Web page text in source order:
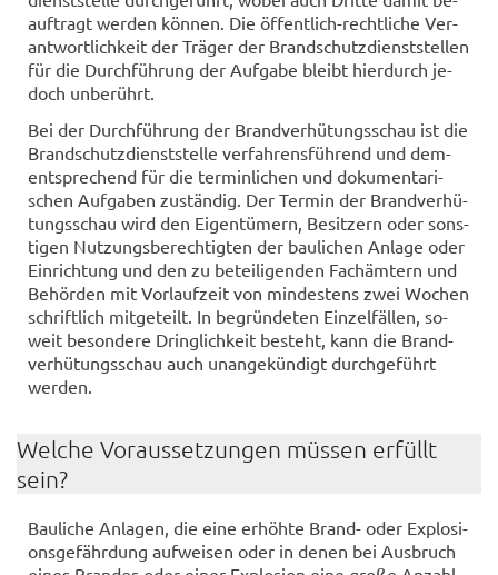
auf­tragt wer­den kön­nen. Die öffentlich-​rechtliche Ver­
ant­wort­lich­keit der Trä­ger der Brand­schutz­dienst­stel­len
für die Durch­füh­rung der Auf­ga­be bleibt hier­durch je­
doch un­be­rührt.
Bei der Durch­füh­rung der Brand­ver­hü­tungs­schau ist die
Brand­schutz­dienst­stel­le ver­fah­rens­füh­rend und dem­
entspre­chend für die ter­min­li­chen und do­ku­men­ta­ri­
schen Auf­ga­ben zu­stän­dig. Der Ter­min der Brand­ver­hü­
tungs­schau wird den Ei­gen­tü­mern, Be­sit­zern oder sons­
ti­gen Nut­zungs­be­rech­tig­ten der bau­li­chen An­la­ge oder
Ein­rich­tung und den zu be­tei­li­gen­den Fach­äm­tern und
Be­hör­den mit Vor­lauf­zeit von min­des­tens zwei Wo­chen
schrift­lich mit­ge­teilt. In be­grün­de­ten Ein­zel­fäl­len, so­
weit be­son­de­re Dring­lich­keit be­steht, kann die Brand­
ver­hü­tungs­schau auch un­an­ge­kün­digt durch­ge­führt
wer­den.
Wel­che Vor­aus­set­zun­gen müs­sen er­füllt
sein?
Bau­li­che An­la­gen, die eine er­höh­te Brand-​ oder Ex­plo­si­
ons­ge­fähr­dung auf­wei­sen oder in denen bei Aus­bruch